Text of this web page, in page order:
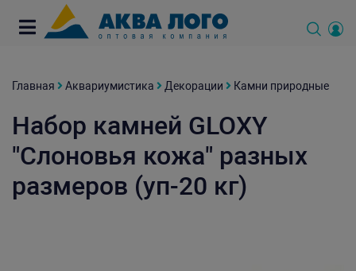
Главная Аквариумистика Декорации Камни природные
Набор камней GLOXY
"Слоновья кожа" разных
размеров (уп-20 кг)